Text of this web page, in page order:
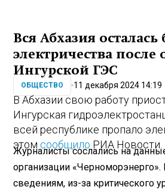
Вся Абхазия осталась
электричества после
Ингурской ГЭС
ОБЩЕСТВО 11 декабря 2024 14:19
В Абхазии свою работу
Ингурская
всей республике пропало
этом сообщило РИА Новости.
Журналисты сослались на
организации
сведениям, из-за критического